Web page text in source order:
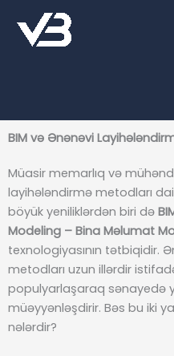
content
BIM və Ənənəvi
Müasir memarlıq və
layihələndirmə metodları
böyük yeniliklərdən biri də
Modeling – Bina Məlumat
texnologiyasının tətbiqidir.
metodları uzun illərdir
populyarlaşaraq sənayedə
müəyyənləşdirir. Bəs bu iki
nələrdir?